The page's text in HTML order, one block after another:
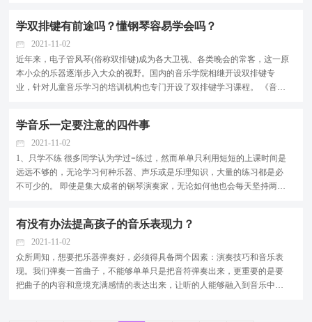
学双排键有前途吗？懂钢琴容易学会吗？
2021-11-02
近年来，电子管风琴(俗称双排键)成为各大卫视、各类晚会的常客，这一原
本小众的乐器逐渐步入大众的视野。国内的音乐学院相继开设双排键专
业，针对儿童音乐学习的培训机构也专门开设了双排键学习课程。 《音乐
学音乐一定要注意的四件事
2021-11-02
1、只学不练 很多同学认为学过=练过，然而单单只利用短短的上课时间是
远远不够的，无论学习何种乐器、声乐或是乐理知识，大量的练习都是必
不可少的。 即使是集大成者的钢琴演奏家，无论如何他也会每天坚持两个
有没有办法提高孩子的音乐表现力？
2021-11-02
众所周知，想要把乐器弹奏好，必须得具备两个因素：演奏技巧和音乐表
现。我们弹奏一首曲子，不能够单单只是把音符弹奏出来，更重要的是要
把曲子的内容和意境充满感情的表达出来，让听的人能够融入到音乐中，